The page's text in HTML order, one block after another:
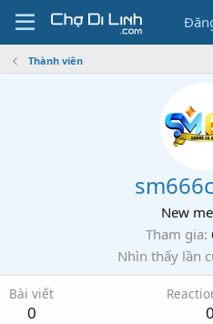
Thành viên
New
Tham gia
Nhìn thấy lần
Bài viết
0 0